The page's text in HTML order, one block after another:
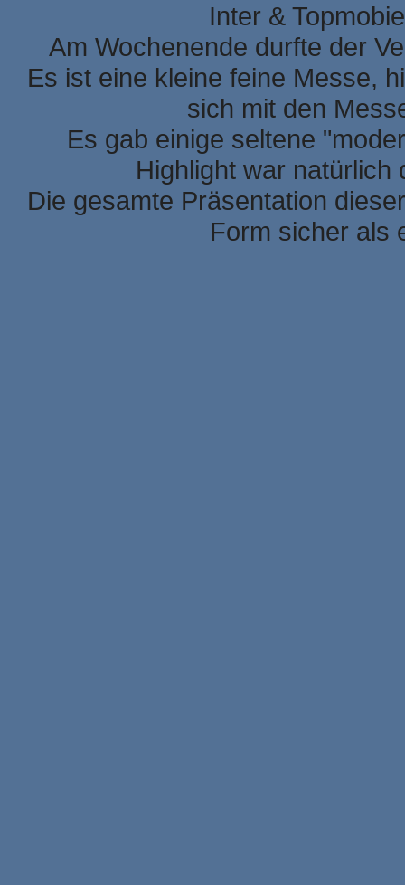
Inter &
Am Wochenende durfte der
Es ist eine kleine feine Messe,
sich mit den
Es gab einige seltene
Highlight war natürlich
Die gesamte Präsentation
Form sicher als